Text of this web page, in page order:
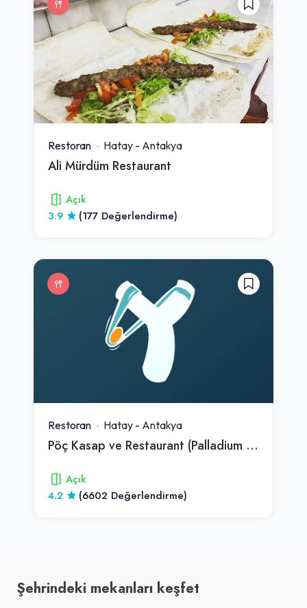
Restoran Hatay - Antakya
Ali Mürdüm Restaurant
Açık
3.9
(177 Değerlendirme)
Restoran Hatay - Antakya
Pöç Kasap ve Restaurant (Palladium Uzun Çarşı)
Açık
4.2
(6602 Değerlendirme)
Şehrindeki mekanları keşfet